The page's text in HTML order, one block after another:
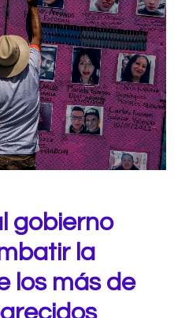
gobierno
la
los más de